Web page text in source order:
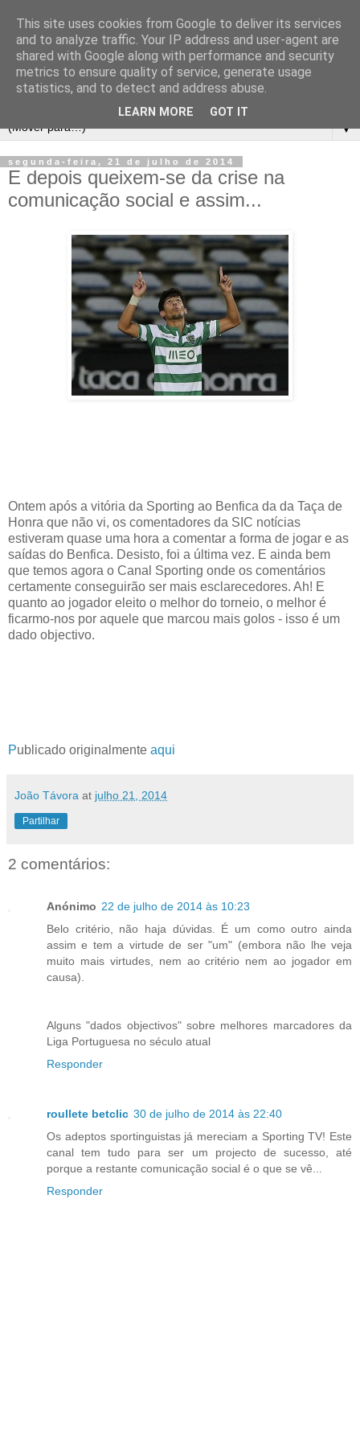
▼
segunda-feira, 21 de julho de 2014
E depois queixem-se da crise na
comunicação social e assim...
Ontem após a vitória da Sporting ao Benfica da da Taça de
Honra que não vi, os comentadores da SIC notícias
estiveram quase uma hora a comentar a forma de jogar e as
saídas do Benfica. Desisto, foi a última vez. E ainda bem
que temos agora o Canal Sporting onde os comentários
certamente conseguirão ser mais esclarecedores. Ah! E
quanto ao jogador eleito o melhor do torneio, o melhor é
ficarmo-nos por aquele que marcou mais golos - isso é um
dado objectivo.
Publicado originalmente aqui
João Távora at julho 21, 2014
Partilhar
2 comentários:
Anónimo 22 de julho de 2014 às 10:23
Belo critério, não haja dúvidas. É um como outro ainda
assim e tem a virtude de ser "um" (embora não lhe veja
muito mais virtudes, nem ao critério nem ao jogador em
causa).
Alguns "dados objectivos" sobre melhores marcadores da
Liga Portuguesa no século atual
Responder
roullete betclic 30 de julho de 2014 às 22:40
Os adeptos sportinguistas já mereciam a Sporting TV! Este
canal tem tudo para ser um projecto de sucesso, até
porque a restante comunicação social é o que se vê...
Responder
This site uses cookies from Google to deliver its services
and to analyze traffic. Your IP address and user-agent are
shared with Google along with performance and security
metrics to ensure quality of service, generate usage
statistics, and to detect and address abuse.
LEARN MORE GOT IT